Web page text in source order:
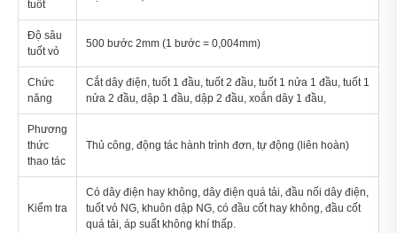
tuốt
Độ sâu
tuốt vỏ
500 bước 2mm (1 bước = 0,004mm)
Chức
năng
Cắt dây điện, tuốt 1 đầu, tuốt 2 đầu, tuốt 1 nửa 1 đầu, tuốt 1
nửa 2 đầu, dập 1 đầu, dập 2 đầu, xoắn dây 1 đầu,
Phương
thức
thao tác
Thủ công, động tác hành trình đơn, tự động (liên hoàn)
Kiểm tra
Có dây điện hay không, dây điện quá tải, đầu nối dây điện,
tuốt vỏ NG, khuôn dập NG, có đầu cốt hay không, đầu cốt
quá tải, áp suất không khí thấp.